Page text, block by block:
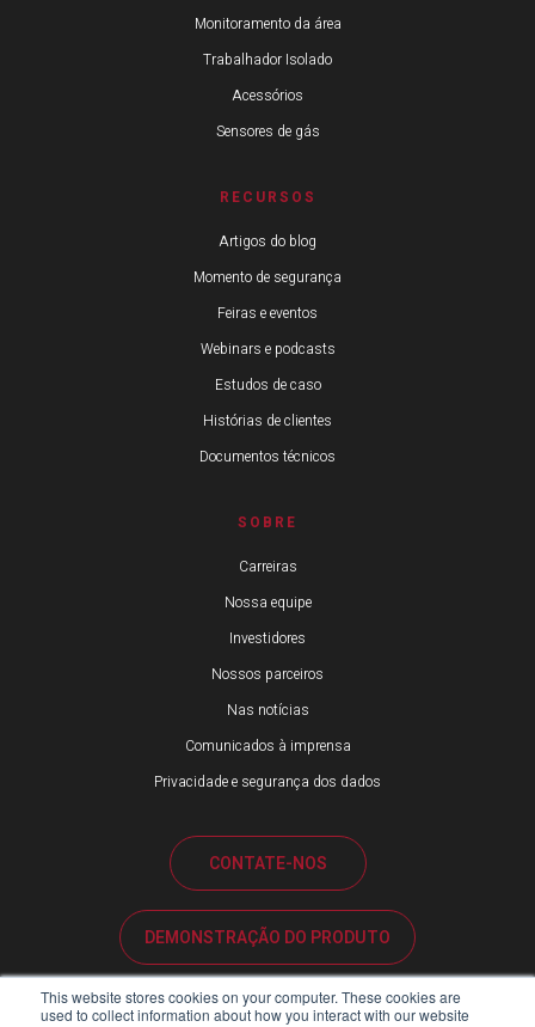
This website stores cookies on your computer. These cookies are
used to collect information about how you interact with our website
Monitoramento da área
Trabalhador Isolado
Acessórios
Sensores de gás
RECURSOS
Artigos do blog
Momento de segurança
Feiras e eventos
Webinars e podcasts
Estudos de caso
Histórias de clientes
Documentos técnicos
SOBRE
Carreiras
Nossa equipe
Investidores
Nossos parceiros
Nas notícias
Comunicados à imprensa
Privacidade e segurança dos dados
CONTATE-NOS
DEMONSTRAÇÃO DO PRODUTO
SUPORTE AO CLIENTE